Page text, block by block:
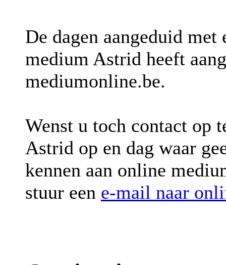
De dagen aangeduid met
medium Astrid heeft
mediumonline.be.
Wenst u toch contact op
Astrid op en dag waar
kennen aan online
stuur een e-mail naar